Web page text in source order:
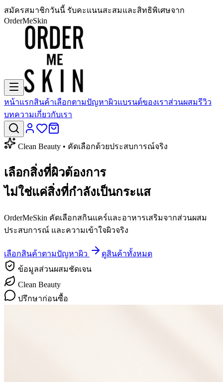
สมัครสมาชิกวันนี้ รับคะแนนสะสมและสิทธิพิเศษจาก
OrderMeSkin
หน้าแรกสินค้าเลือกตามปัญหาผิวแบรนด์ของเราส่วนผสมรีวิว
บทความเกี่ยวกับเรา
Clean Beauty • คัดเลือกด้วยประสบการณ์จริง
เลือกสิ่งที่ผิวต้องการ
ไม่ใช่แค่สิ่งที่กำลังเป็นกระแส
OrderMeSkin คัดเลือกสกินแคร์และอาหารเสริมจากส่วนผสม
ประสบการณ์ และความเข้าใจผิวจริง
เลือกสินค้าตามปัญหาผิว
ดูสินค้าทั้งหมด
ข้อมูลส่วนผสมชัดเจน
Clean Beauty
ปรึกษาก่อนซื้อ